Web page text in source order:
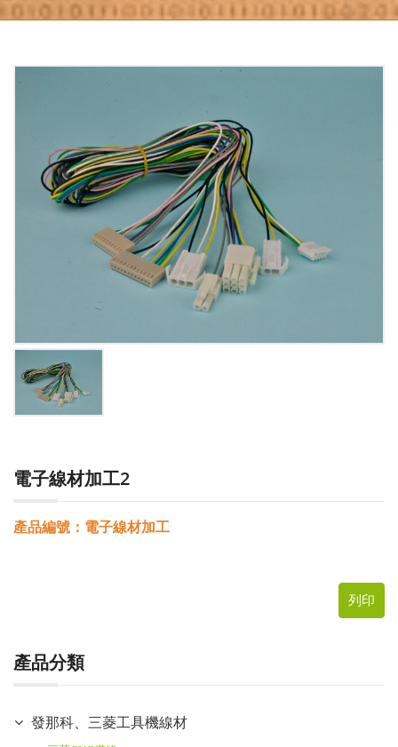
電子線材加工2
產品編號：電子線材加工
列印
產品分類
發那科、三菱工具機線材